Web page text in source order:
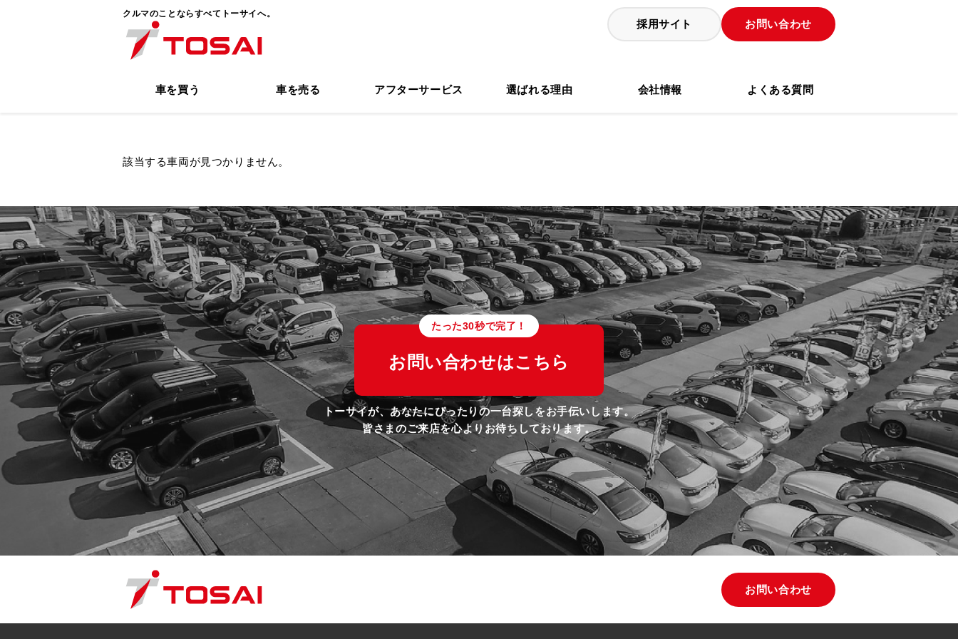
クルマのことならすべてトーサイへ。
採用サイト お問い合わせ
車を買う 車を売る アフターサービス 選ばれる理由 会社情報 よくある質問
該当する車両が見つかりません。
たった30秒で完了！
お問い合わせはこちら
トーサイが、あなたにぴったりの一台探しをお手伝いします。
皆さまのご来店を心よりお待ちしております。
お問い合わせ